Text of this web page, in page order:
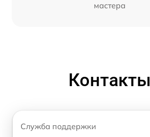
мастера
Контакты
Служба поддержки